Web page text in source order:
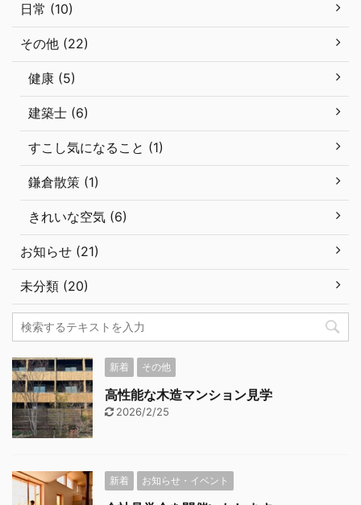
日常 (10)
その他 (22)
健康 (5)
建築士 (6)
すこし気になること (1)
鎌倉散策 (1)
きれいな空気 (6)
お知らせ (21)
未分類 (20)
新着 その他
高性能な木造マンション見学
2026/2/25
新着 お知らせ・イベント